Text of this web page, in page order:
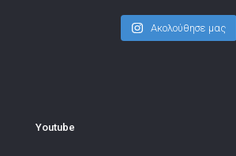
Ακολούθησε μας
Youtube